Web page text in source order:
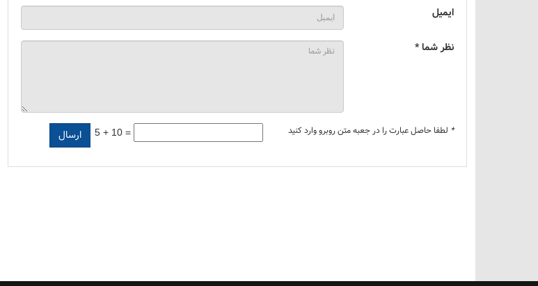
ایمیل
نظر شما *
* لطفا حاصل عبارت را در جعبه متن روبرو وارد کنید 5 + 10 =